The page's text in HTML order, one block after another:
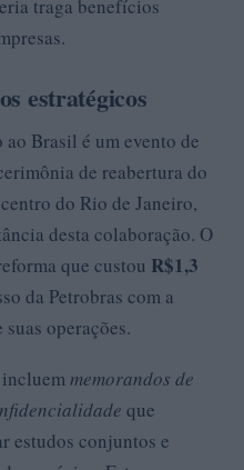
traga benefícios
estratégicos
Brasil é um evento de
de reabertura do
do Rio de Janeiro,
desta colaboração. O
que custou R$1,3
da Petrobras com a
operações.
incluemmemorandos de
que
estudos conjuntos e